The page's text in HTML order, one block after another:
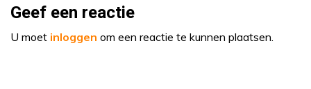
Geef een reactie
U moet inloggen om een reactie te kunnen plaatsen.